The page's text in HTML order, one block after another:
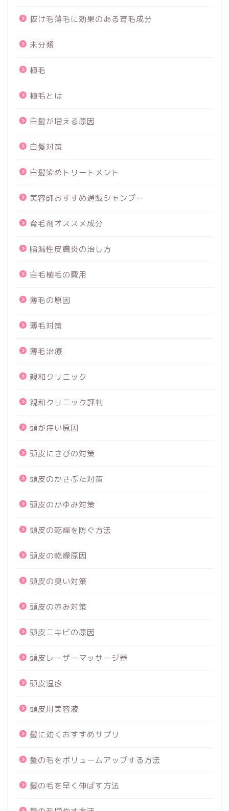
抜け毛薄毛に効果のある育毛成分
未分類
植毛
植毛とは
白髪が増える原因
白髪対策
白髪染めトリートメント
美容師おすすめ通販シャンプー
育毛剤オススメ成分
脂漏性皮膚炎の治し方
自毛植毛の費用
薄毛の原因
薄毛対策
薄毛治療
親和クリニック
親和クリニック評判
頭が痒い原因
頭皮にきびの対策
頭皮のかさぶた対策
頭皮のかゆみ対策
頭皮の乾燥を防ぐ方法
頭皮の乾燥原因
頭皮の臭い対策
頭皮の赤み対策
頭皮ニキビの原因
頭皮レーザーマッサージ器
頭皮湿疹
頭皮用美容液
髪に効くおすすめサプリ
髪の毛をボリュームアップする方法
髪の毛を早く伸ばす方法